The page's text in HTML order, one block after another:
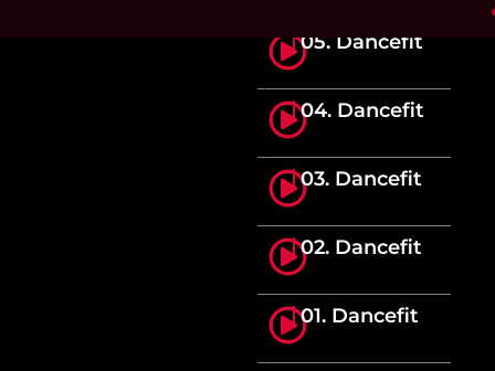
05. Dancefit
04. Dancefit
03. Dancefit
02. Dancefit
01. Dancefit